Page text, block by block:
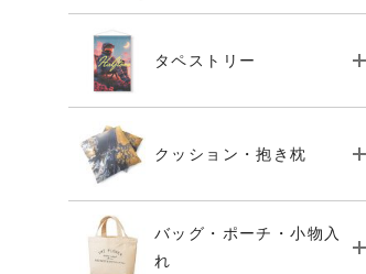
タペストリー
クッション・抱き枕
バッグ・ポーチ・小物入
れ